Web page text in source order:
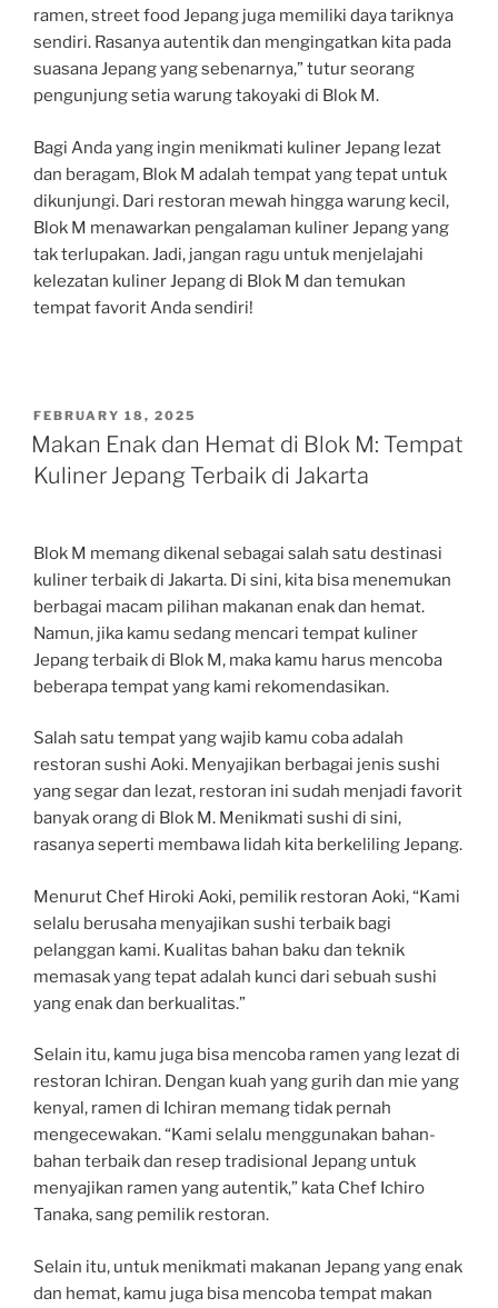
ramen, street food Jepang juga memiliki daya tariknya
sendiri. Rasanya autentik dan mengingatkan kita pada
suasana Jepang yang sebenarnya,” tutur seorang
pengunjung setia warung takoyaki di Blok M.
Bagi Anda yang ingin menikmati kuliner Jepang lezat
dan beragam, Blok M adalah tempat yang tepat untuk
dikunjungi. Dari restoran mewah hingga warung kecil,
Blok M menawarkan pengalaman kuliner Jepang yang
tak terlupakan. Jadi, jangan ragu untuk menjelajahi
kelezatan kuliner Jepang di Blok M dan temukan
tempat favorit Anda sendiri!
POSTED
ON
FEBRUARY 18, 2025
Makan Enak dan Hemat di Blok M: Tempat
Kuliner Jepang Terbaik di Jakarta
Blok M memang dikenal sebagai salah satu destinasi
kuliner terbaik di Jakarta. Di sini, kita bisa menemukan
berbagai macam pilihan makanan enak dan hemat.
Namun, jika kamu sedang mencari tempat kuliner
Jepang terbaik di Blok M, maka kamu harus mencoba
beberapa tempat yang kami rekomendasikan.
Salah satu tempat yang wajib kamu coba adalah
restoran sushi Aoki. Menyajikan berbagai jenis sushi
yang segar dan lezat, restoran ini sudah menjadi favorit
banyak orang di Blok M. Menikmati sushi di sini,
rasanya seperti membawa lidah kita berkeliling Jepang.
Menurut Chef Hiroki Aoki, pemilik restoran Aoki, “Kami
selalu berusaha menyajikan sushi terbaik bagi
pelanggan kami. Kualitas bahan baku dan teknik
memasak yang tepat adalah kunci dari sebuah sushi
yang enak dan berkualitas.”
Selain itu, kamu juga bisa mencoba ramen yang lezat di
restoran Ichiran. Dengan kuah yang gurih dan mie yang
kenyal, ramen di Ichiran memang tidak pernah
mengecewakan. “Kami selalu menggunakan bahan-
bahan terbaik dan resep tradisional Jepang untuk
menyajikan ramen yang autentik,” kata Chef Ichiro
Tanaka, sang pemilik restoran.
Selain itu, untuk menikmati makanan Jepang yang enak
dan hemat, kamu juga bisa mencoba tempat makan